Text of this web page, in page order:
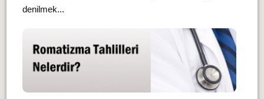
denilmek...